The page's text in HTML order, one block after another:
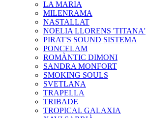
LA MARIA
MILENRAMA
NASTALLAT
NOELIA LLORENS 'TITANA'
PIRAT'S SOUND SISTEMA
PONCELAM
ROMÀNTIC DIMONI
SANDRA MONFORT
SMOKING SOULS
SVETLANA
TRAPELLA
TRIBADE
TROPICAL GALAXIA